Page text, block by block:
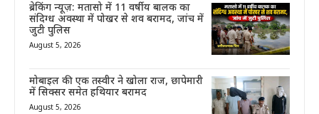
ब्रेकिंग न्यूज़: मतासो में 11 वर्षीय बालक का
संदिग्ध अवस्था में पोखर से शव बरामद, जांच में
जुटी पुलिस
August 5, 2026
मोबाइल की एक तस्वीर ने खोला राज, छापेमारी
में सिक्सर समेत हथियार बरामद
August 5, 2026